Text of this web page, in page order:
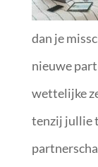
dan je
nieuwe
wettelijke
tenzij jullie